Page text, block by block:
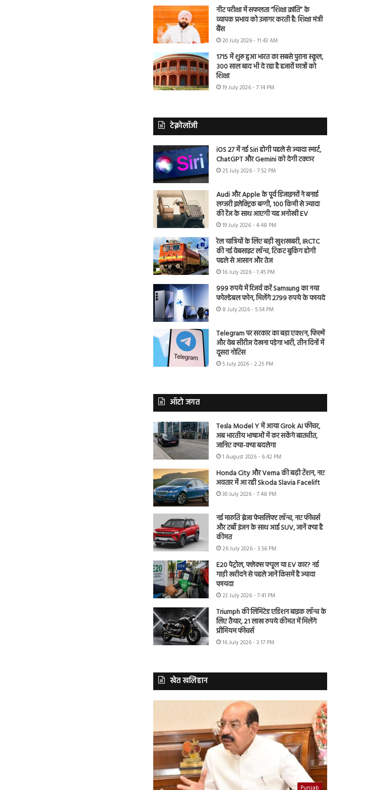
नीट परीक्षा में सफलता “शिक्षा क्रांति” के
व्यापक प्रभाव को उजागर करती है: शिक्षा मंत्री
बैंस
20 July 2026 - 11:43 AM
1715 में शुरू हुआ भारत का सबसे पुराना स्कूल,
300 साल बाद भी दे रहा है हजारों छात्रों को
शिक्षा
19 July 2026 - 7:14 PM
टेक्नोलॉजी
iOS 27 में नई Siri होगी पहले से ज्यादा स्मार्ट,
ChatGPT और Gemini को देगी टक्कर
25 July 2026 - 7:52 PM
Audi और Apple के पूर्व डिजाइनरों ने बनाई
लग्जरी इलेक्ट्रिक बग्गी, 100 किमी से ज्यादा
की रेंज के साथ आएगी यह अनोखी EV
19 July 2026 - 4:48 PM
रेल यात्रियों के लिए बड़ी खुशखबरी, IRCTC
की नई वेबसाइट लॉन्च, टिकट बुकिंग होगी
पहले से आसान और तेज
16 July 2026 - 1:45 PM
999 रुपये में रिजर्व करें Samsung का नया
फोल्डेबल फोन, मिलेंगे 2799 रुपये के फायदे
8 July 2026 - 5:54 PM
Telegram पर सरकार का बड़ा एक्शन, फिल्में
और वेब सीरीज देखना पड़ेगा भारी, तीन दिनों में
दूसरा नोटिस
5 July 2026 - 2:25 PM
ऑटो जगत
Tesla Model Y में आया Grok AI फीचर,
अब भारतीय भाषाओं में कर सकेंगे बातचीत,
जानिए क्या-क्या बदलेगा
1 August 2026 - 6:42 PM
Honda City और Verna की बढ़ी टेंशन, नए
अवतार में आ रही Skoda Slavia Facelift
30 July 2026 - 7:48 PM
नई मारुति ब्रेजा फेसलिफ्ट लॉन्च, नए फीचर्स
और टर्बो इंजन के साथ आई SUV, जानें क्या है
कीमत
26 July 2026 - 3:56 PM
E20 पेट्रोल, फ्लेक्स फ्यूल या EV कार? नई
गाड़ी खरीदने से पहले जानें किसमें है ज्यादा
फायदा
23 July 2026 - 7:41 PM
Triumph की लिमिटेड एडिशन बाइक लॉन्च के
लिए तैयार, 21 लाख रुपये कीमत में मिलेंगे
प्रीमियम फीचर्स
16 July 2026 - 3:17 PM
खेत खलिहान
Punjab